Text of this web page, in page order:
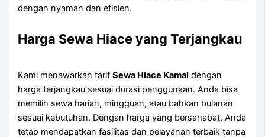
dengan nyaman dan efisien.
Harga Sewa Hiace yang Terjangkau
Kami menawarkan tarifSewa Hiace Kamal dengan
harga terjangkau sesuai durasi penggunaan. Anda bisa
memilih sewa harian, mingguan, atau bahkan bulanan
sesuai kebutuhan. Dengan harga yang bersahabat, Anda
tetap mendapatkan fasilitas dan pelayanan terbaik tanpa